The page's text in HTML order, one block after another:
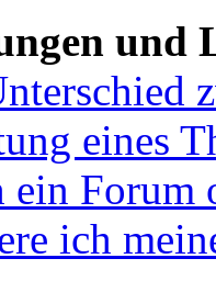
und
eines
Forum
ich